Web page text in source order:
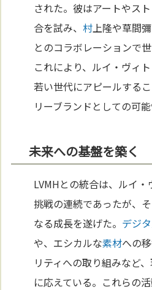
された。彼はアートやス
合を試み、村上隆や草間
とのコラボレーションで
これにより、ルイ・ヴィ
若い世代にアピールする
リーブランドとしての可
未来への基盤を築く
LVMHとの統合は、ルイ
挑戦の連続であったが、
なる成長を遂げた。 デジ
や、エシカルな素材への
リティへの取り組みなど
に応えている。これらの